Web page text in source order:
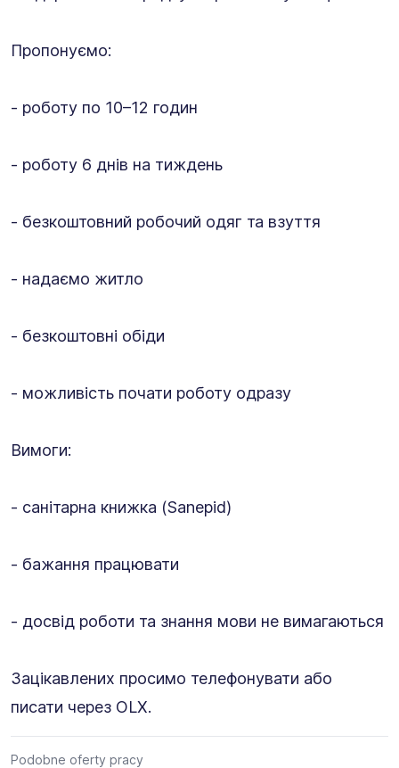
Пропонуємо:
- роботу по 10–12 годин
- роботу 6 днів на тиждень
- безкоштовний робочий одяг та взуття
- надаємо житло
- безкоштовні обіди
- можливість почати роботу одразу
Вимоги:
- санітарна книжка (Sanepid)
- бажання працювати
- досвід роботи та знання мови не вимагаються
Зацікавлених просимо телефонувати або
писати через OLX.
Podobne oferty pracy